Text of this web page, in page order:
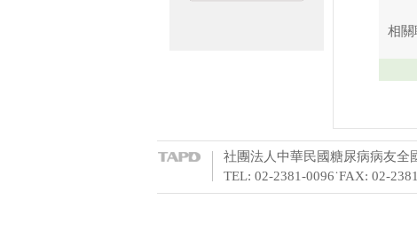
相關
社團法人中華民國糖尿病病友全
TEL: 02-2381-0096˙FAX: 02-